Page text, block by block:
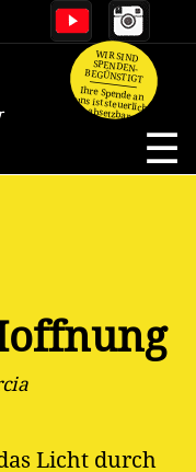
WIR SIND
SPENDEN-
BEGÜNSTIGT
Ihre Spende an
uns ist steuerlich
absetzbar.
Licht durch